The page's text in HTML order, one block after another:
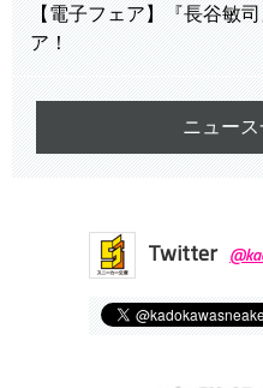
【電子フェア】『長谷敏
ア！
ニュー
Twitter